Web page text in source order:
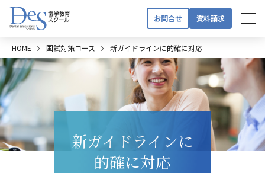
お問合せ 資料請求
HOME 国試対策コース 新ガイドラインに的確に対応
新ガイドラインに
的確に対応